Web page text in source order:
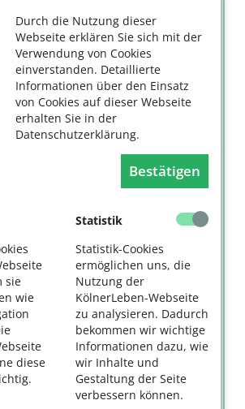
Durch die Nutzung dieser
Webseite erklären Sie sich mit der
Verwendung von Cookies
einverstanden. Detaillierte
Informationen über den Einsatz
von Cookies auf dieser Webseite
erhalten Sie in der
Datenschutzerklärung.
Bestätigen
sie
wie
diese
Statistik
Statistik-Cookies
ermöglichen uns, die
Nutzung der
KölnerLeben-Webseite
zu analysieren. Dadurch
bekommen wir wichtige
Informationen dazu, wie
wir Inhalte und
Gestaltung der Seite
verbessern können.
verwenden. Sie erhalten
Wassersäcke, um Ihre Bäume
können. Auch in den kommenden
Sie Ihren Wassersack noch
Denken Sie früh genug daran, den
wieder abzuhängen und
Sack am Baumstamm und fixieren
Reißverschluss. Anschließend
der Wassersack 50 bis 75 Liter. (Im
korrekte Anbringung und das Gießen
des Wassersackes ist
extremen Dürreperioden sollte
werden. Eine tägliche Wässerung
müssen jederzeit abnehmbar
mögliche Baumkontrolle
werden kann. Die Stadt